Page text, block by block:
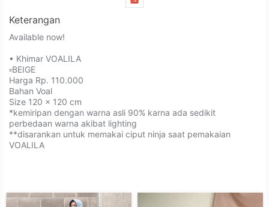
Keterangan
Available now!⁣⁣
• Khimar VOALILA⁣⁣⁣⁣⁣⁣⁣⁣⁣⁣⁣
▫️BEIGE
Harga⁣ Rp. 110.000⁣⁣⁣⁣⁣⁣
Bahan Voal⁣⁣⁣⁣⁣⁣⁣
Size 120 x 120⁣⁣ cm⁣
*kemiripan dengan warna asli 90% karna ada sedikit
perbedaan warna akibat lighting⁣⁣⁣⁣⁣⁣⁣
**disarankan untuk memakai ciput ninja saat pemakaian
VOALILA